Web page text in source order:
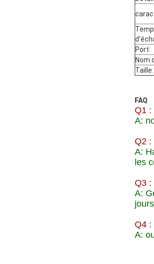
Port:
Nom
Taille:
FAQ
Q1 :
A:
Q2 :
A:
les
Q3 :
A:
Q4 :
A: